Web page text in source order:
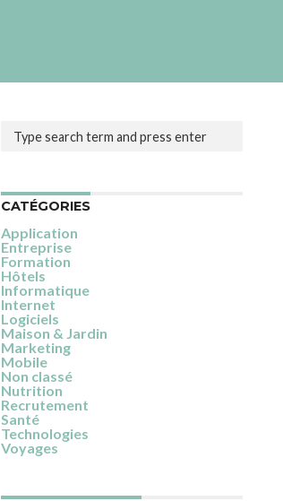
CATÉGORIES
Application
Entreprise
Formation
Hôtels
Informatique
Internet
Logiciels
Maison & Jardin
Marketing
Mobile
Non classé
Nutrition
Recrutement
Santé
Technologies
Voyages